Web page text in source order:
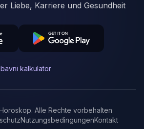
Liebe, Karriere und Gesundheit
kalkulator
. Alle Rechte vorbehalten
NutzungsbedingungenKontakt